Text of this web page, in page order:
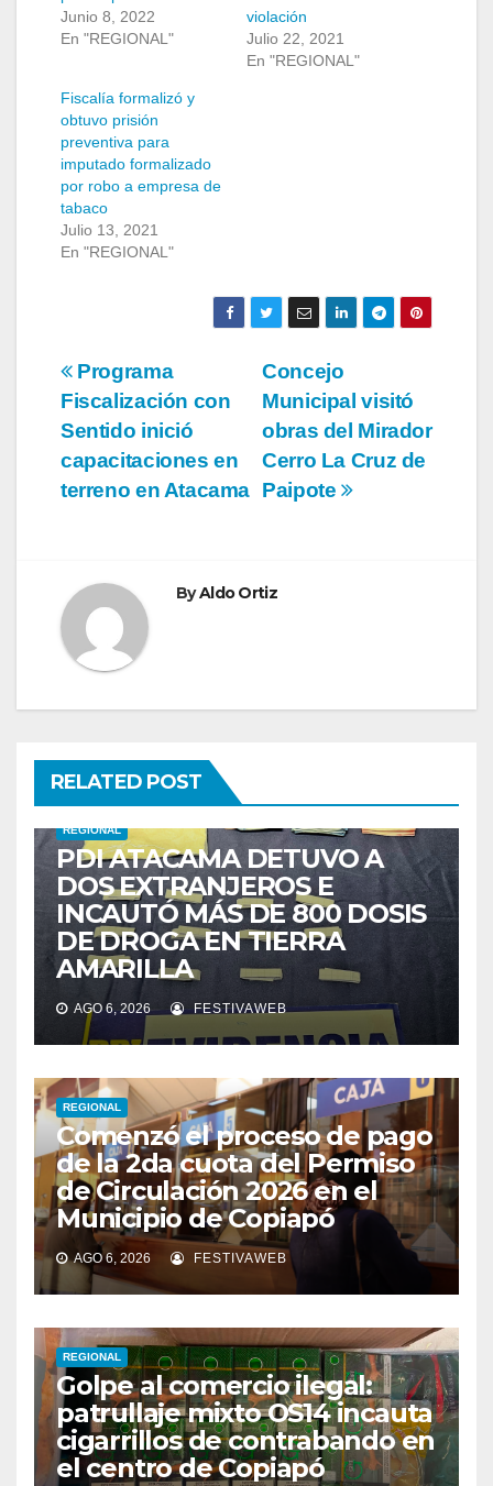
Junio 8, 2022
En "REGIONAL"
violación
Julio 22, 2021
En "REGIONAL"
Fiscalía formalizó y
obtuvo prisión
preventiva para
imputado formalizado
por robo a empresa de
tabaco
Julio 13, 2021
En "REGIONAL"
Navegación
de
entradas
Concejo
Municipal visitó
obras del Mirador
Cerro La Cruz de
Paipote
Programa
Fiscalización con
Sentido inició
capacitaciones en
terreno en Atacama
ByAldo Ortiz
RELATED POST
REGIONAL
PDI ATACAMA DETUVO A
DOS EXTRANJEROS E
INCAUTÓ MÁS DE 800 DOSIS
DE DROGA EN TIERRA
AMARILLA
AGO 6, 2026 FESTIVAWEB
REGIONAL
Comenzó el proceso de pago
de la 2da cuota del Permiso
de Circulación 2026 en el
Municipio de Copiapó
AGO 6, 2026 FESTIVAWEB
REGIONAL
Golpe al comercio ilegal:
patrullaje mixto OS14 incauta
cigarrillos de contrabando en
el centro de Copiapó